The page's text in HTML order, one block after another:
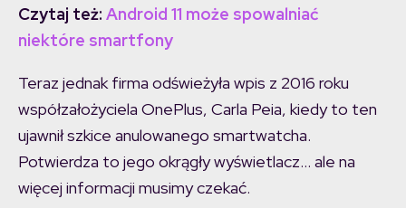
Czytaj też: Android 11 może spowalniać
niektóre smartfony
Teraz jednak firma odświeżyła wpis z 2016 roku
współzałożyciela OnePlus, Carla Peia, kiedy to ten
ujawnił szkice anulowanego smartwatcha.
Potwierdza to jego okrągły wyświetlacz… ale na
więcej informacji musimy czekać.